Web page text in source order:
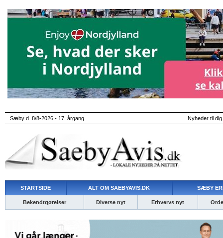
Sæby d. 8/8-2026 - 17. årgang Nyheder til
STARTSIDE ALT OM SAEBYAVIS.DK SÆBY
Bekendtgørelser Diverse nyt Erhvervs nyt